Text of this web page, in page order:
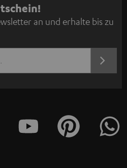
an und erhalte bis zu
JETZT